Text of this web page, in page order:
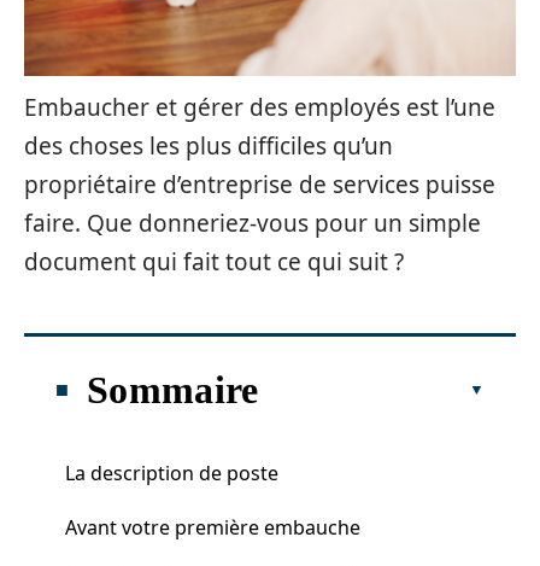
Embaucher et gérer des employés est l’une
des choses les plus difficiles qu’un
propriétaire d’entreprise de services puisse
faire. Que donneriez-vous pour un simple
document qui fait tout ce qui suit ?
Sommaire
La description de poste
Avant votre première embauche